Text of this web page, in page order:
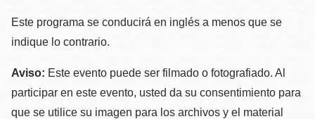
Este programa se conducirá en inglés a menos que se
indique lo contrario.
Aviso: Este evento puede ser filmado o fotografiado. Al
participar en este evento, usted da su consentimiento para
que se utilice su imagen para los archivos y el material